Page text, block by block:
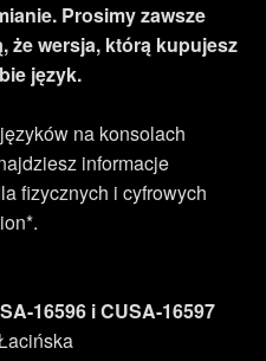
Prosimy zawsze
że wersja, którą kupujesz
język.
na konsolach
informacje
fizycznych i cyfrowych
16596 i CUSA-16597